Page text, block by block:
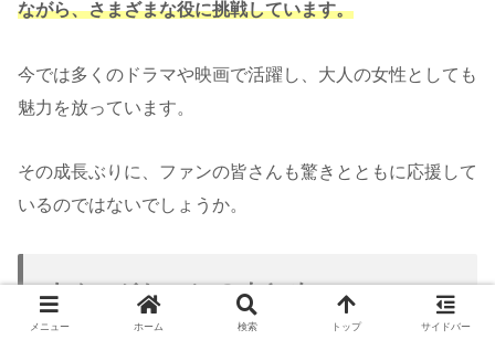
ながら、さまざまな役に挑戦しています。
今では多くのドラマや映画で活躍し、大人の女性としても
魅力を放っています。
その成長ぶりに、ファンの皆さんも驚きとともに応援して
いるのではないでしょうか。
ナム・ジヒョンのまとめ
メニュー ホーム 検索 トップ サイドバー